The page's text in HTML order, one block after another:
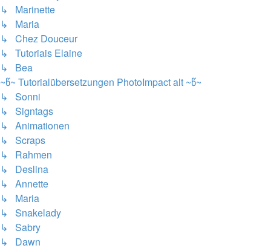
↳ Marinette
↳ Maria
↳ Chez Douceur
↳ Tutoriais Elaine
↳ Bea
~წ~ Tutorialübersetzungen PhotoImpact alt ~წ~
↳ Sonni
↳ Signtags
↳ Animationen
↳ Scraps
↳ Rahmen
↳ Deslina
↳ Annette
↳ Maria
↳ Snakelady
↳ Sabry
↳ Dawn